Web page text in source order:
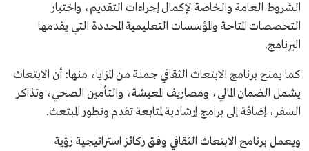
الشروط العامة والخاصة لإكمال إجراءات التقديم، واختيار
التخصصات المتاحة والمؤسسات التعليمية المحددة التي يقدمها
البرنامج.
كما يمنح برنامج الابتعاث الثقافي جملة من المزايا، منها: أن الابتعاث
يشمل الضمان المالي، ومصاريف المعيشة، والتأمين الصحي، وتذاكر
السفر، إضافة إلى برامج إرشادية لمتابعة تقدم وتطور المبتعث.
ويعمل برنامج الابتعاث الثقافي وفق ركائز استراتيجية رؤية